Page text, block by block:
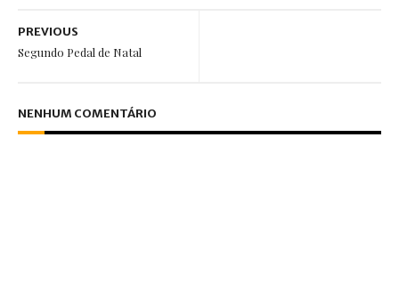
PREVIOUS
Segundo Pedal de Natal
NENHUM COMENTÁRIO